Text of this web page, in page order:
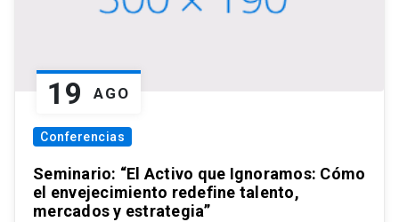
19 AGO
Conferencias
Seminario: “El Activo que Ignoramos: Cómo
el envejecimiento redefine talento,
mercados y estrategia”